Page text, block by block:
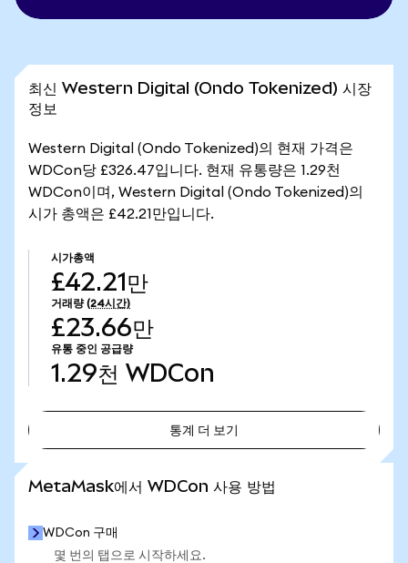
최신 Western Digital (Ondo Tokenized) 시장
정보
Western Digital (Ondo Tokenized)의 현재 가격은
WDCon당 £326.47입니다. 현재 유통량은 1.29천
WDCon이며, Western Digital (Ondo Tokenized)의
시가 총액은 £42.21만입니다.
시가총액
£42.21만
거래량 (24시간)
£23.66만
유통 중인 공급량
1.29천 WDCon
통계 더 보기
MetaMask에서 WDCon 사용 방법
WDCon 구매
몇 번의 탭으로 시작하세요.